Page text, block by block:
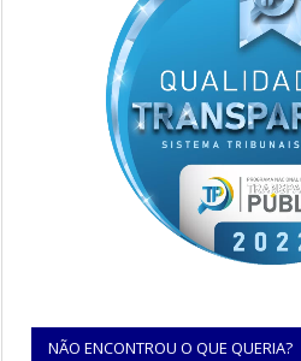
NÃO ENCONTROU O QUE QUERIA?